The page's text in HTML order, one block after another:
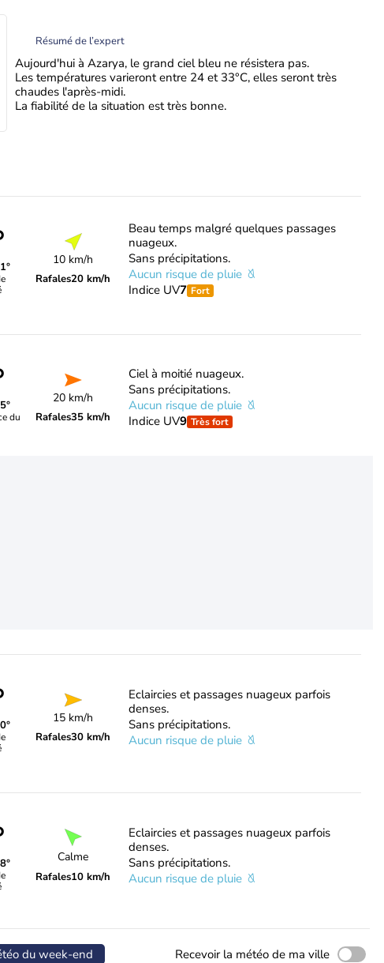
Résumé de l’expert
Aujourd'hui à Azarya, le grand ciel bleu ne résistera pas.
Les températures varieront entre 24 et 33°C, elles seront très
chaudes l'après-midi.
La fiabilité de la situation est très bonne.
10 km/h
Rafales20 km/h
Beau temps malgré quelques passages
nuageux.
Sans précipitations.
Aucun risque de pluie
Indice UV7 Fort
du
20 km/h
Rafales35 km/h
Ciel à moitié nuageux.
Sans précipitations.
Aucun risque de pluie
Indice UV9 Très fort
15 km/h
Rafales30 km/h
Eclaircies et passages nuageux parfois
denses.
Sans précipitations.
Aucun risque de pluie
Calme
Rafales10 km/h
Eclaircies et passages nuageux parfois
denses.
Sans précipitations.
Aucun risque de pluie
du week-end Recevoir la météo de ma ville